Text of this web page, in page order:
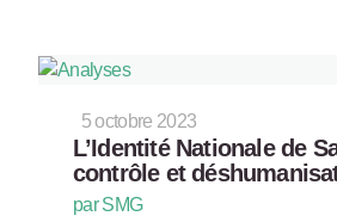
5 octobre 2023
L’Identité Nationale de
contrôle et
par SMG